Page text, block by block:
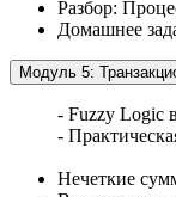
Разбор:
Домашнее
Модуль 5:
- Fuzzy Logic
-
Нечеткие